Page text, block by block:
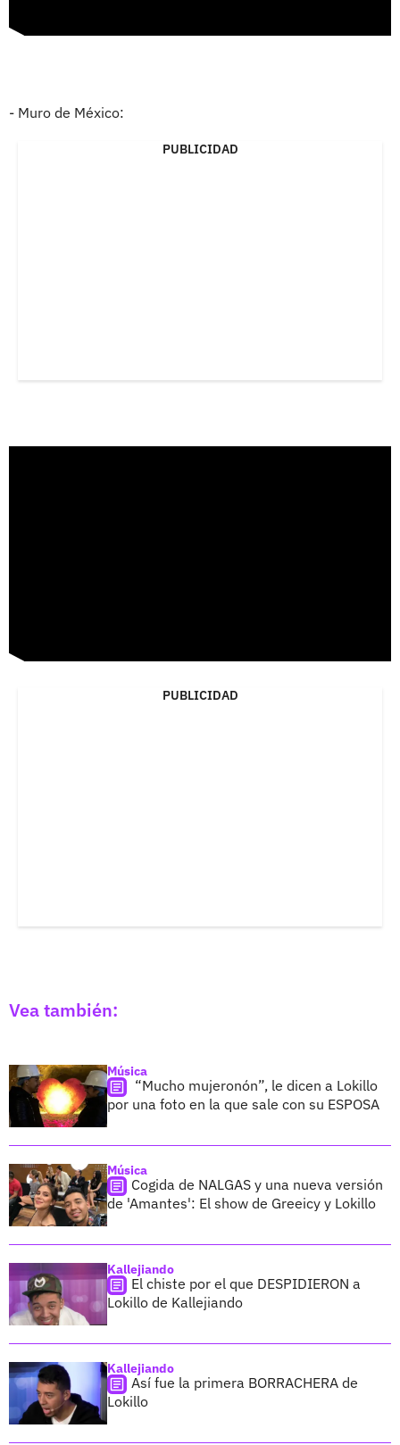
- Muro de México:
PUBLICIDAD
PUBLICIDAD
Vea también:
Música
“Mucho mujeronón”, le dicen a Lokillo
por una foto en la que sale con su ESPOSA
Música
Cogida de NALGAS y una nueva versión
de 'Amantes': El show de Greeicy y Lokillo
Kallejiando
El chiste por el que DESPIDIERON a
Lokillo de Kallejiando
Kallejiando
Así fue la primera BORRACHERA de
Lokillo